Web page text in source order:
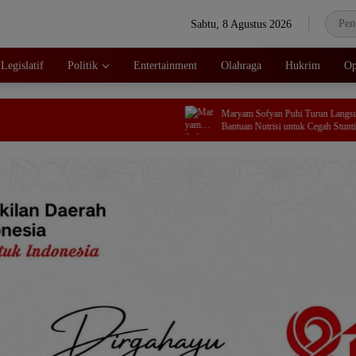
Sabtu, 8 Agustus 2026
Legislatif Politik Entertainment Olahraga Hukrim
Maryam Sofyan Puhi Turun Langsung, Bagikan
Bantuan Nutrisi untuk Cegah Stunting di Tilango